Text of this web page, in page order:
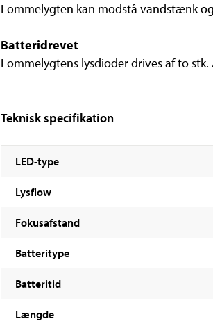
Lommelygten kan modstå vandstænk
Batteridrevet
Lommelygtens lysdioder drives af to
Teknisk specifikation
LED-type
Lysflow
Fokusafstand
Batteritype
Batteritid
Længde